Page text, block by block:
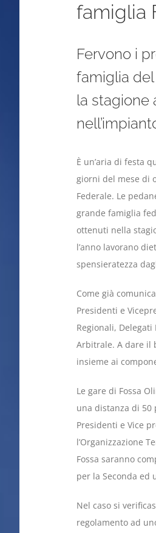
famiglia
Fervono i
famiglia
la stagione
È un’aria di festa
giorni del mese di
Federale. Le
grande famiglia
ottenuti nella
l’anno lavorano
spensieratezza
Come già
Presidenti e
Regionali,
Arbitrale. A dare il
insieme ai
Le gare di Fossa
una distanza di
Presidenti e Vice
l’Organizzazione
Fossa saranno
per la Seconda ed
Nel caso si
regolamento ad